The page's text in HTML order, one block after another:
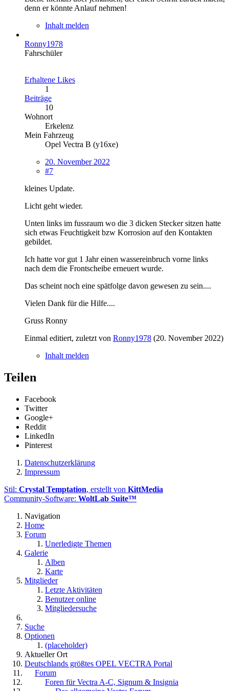
denn er könnte Anlauf nehmen!
Inhalt melden
Ronny1978
Fahrschüler
Erhaltene Likes
1
Beiträge
10
Wohnort
Erkelenz
Mein Fahrzeug
Opel Vectra B (y16xe)
20. November 2022
#7
kleines Update.
Licht geht wieder.
Unten links im fussraum wo die 3 dicken Stecker sitzen hatte
sich etwas Feuchtigkeit bzw Korrosion auf den Kontakten
gebildet.
Ich hatte vor gut 1 Jahr einen wassereinbruch vorne links
nach dem die Frontscheibe erneuert wurde.
Das scheint noch eine spätfolge davon gewesen zu sein....
Vielen Dank für die Hilfe....
Gruss Ronny
Einmal editiert, zuletzt von Ronny1978 (20. November 2022)
Inhalt melden
Teilen
Facebook
Twitter
Google+
Reddit
LinkedIn
Pinterest
Datenschutzerklärung
Impressum
Stil: Crystal Temptation, erstellt von KittMedia
Community-Software: WoltLab Suite™
Navigation
Home
Forum
Unerledigte Themen
Galerie
Alben
Karte
Mitglieder
Letzte Aktivitäten
Benutzer online
Mitgliedersuche
Suche
Optionen
(placeholder)
Aktueller Ort
Deutschlands größtes OPEL VECTRA Portal
Forum
Foren für Vectra A-C, Signum & Insignia